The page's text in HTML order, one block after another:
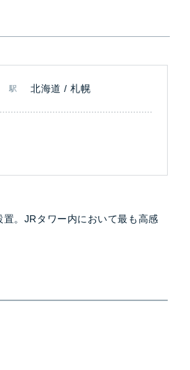
駅 北海道 / 札幌
。JRタワー内において最も高感